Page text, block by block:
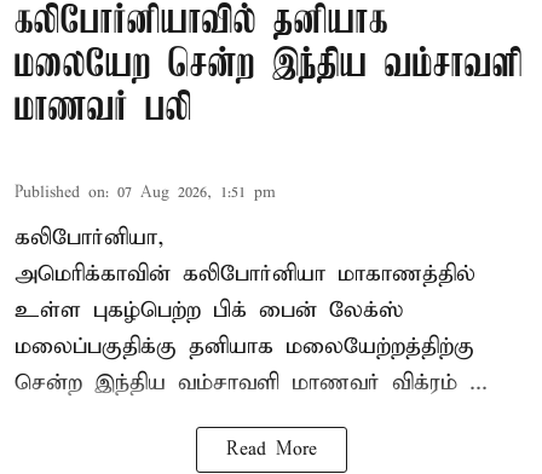
கலிபோர்னியாவில் தனியாக
மலையேற சென்ற இந்திய வம்சாவளி
மாணவர் பலி
Published on: 07 Aug 2026, 1:51 pm
கலிபோர்னியா,
அமெரிக்காவின் கலிபோர்னியா மாகாணத்தில்
உள்ள புகழ்பெற்ற பிக் பைன் லேக்ஸ்
மலைப்பகுதிக்கு தனியாக மலையேற்றத்திற்கு
சென்ற இந்திய வம்சாவளி மாணவர் விக்ரம் ...
Read More